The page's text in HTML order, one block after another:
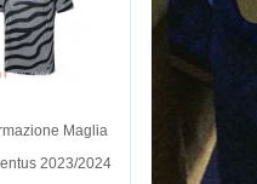
Maglia
2023/2024